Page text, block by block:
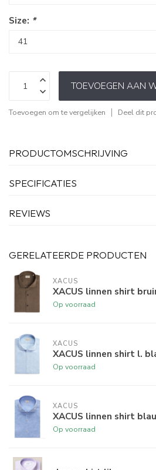
Size: *
TOEVOEGEN AAN
Toevoegen om te vergelijken Deel dit
PRODUCTOMSCHRIJVING
SPECIFICATIES
REVIEWS
GERELATEERDE PRODUCTEN
XACUS
XACUS linnen shirt
Op voorraad
XACUS
XACUS linnen shirt l.
Op voorraad
XACUS
XACUS linnen shirt
Op voorraad